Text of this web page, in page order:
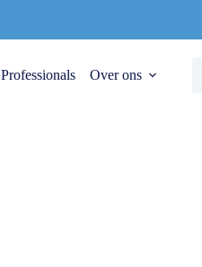
Professionals Over ons